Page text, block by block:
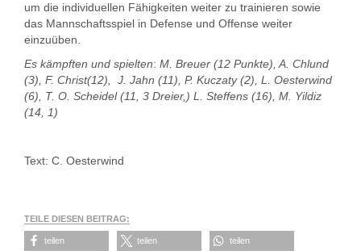
um die individuellen Fähigkeiten weiter zu trainieren sowie
das Mannschaftsspiel in Defense und Offense weiter
einzuüben.
Es kämpften und spielten: M. Breuer (12 Punkte), A. Chlund
(3), F. Christ(12), J. Jahn (11), P. Kuczaty (2), L. Oesterwind
(6), T. O. Scheidel (11, 3 Dreier,) L. Steffens (16), M. Yildiz
(14, 1)
Text: C. Oesterwind
TEILE DIESEN BEITRAG:
teilen teilen teilen